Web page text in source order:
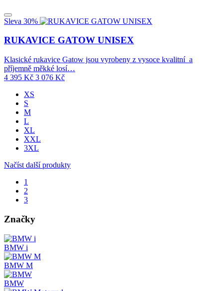
Sleva 30%
RUKAVICE GATOW UNISEX
Klasické rukavice Gatow jsou vyrobeny z vysoce kvalitní a
příjemně měkké losí…
4 395 Kč 3 076 Kč
XS
S
M
L
XL
XXL
3XL
Načíst další produkty
1
2
3
Značky
BMW i
BMW M
BMW